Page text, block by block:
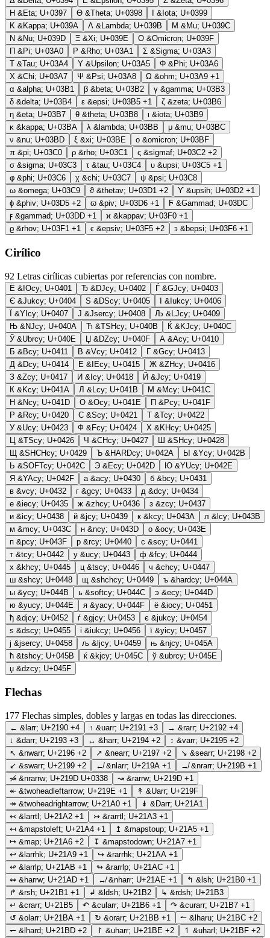
Η &Eta; U+0397 Θ &Theta; U+0398 &Iota; U+0399
Κ &Kappa; U+039A Λ &Lambda; U+039B Μ &Mu; U+039C
Ν &Nu; U+039D Ξ &Xi; U+039E Ο &Omicron; U+039F
Π &Pi; U+03A0 Ρ &Rho; U+03A1 Σ &Sigma; U+03A3
Τ &Tau; U+03A4 Υ &Upsilon; U+03A5 Φ &Phi; U+03A6
Χ &Chi; U+03A7 Ψ &Psi; U+03A8 Ω &ohm; U+03A9 +1
α &alpha; U+03B1 β &beta; U+03B2 γ &gamma; U+03B3
δ &delta; U+03B4 ε &epsi; U+03B5 +1 ζ &zeta; U+03B6
η &eta; U+03B7 θ &theta; U+03B8 ι &iota; U+03B9
κ &kappa; U+03BA λ &lambda; U+03BB μ &mu; U+03BC
ν &nu; U+03BD ξ &xi; U+03BE ο &omicron; U+03BF
π &pi; U+03C0 ρ &rho; U+03C1 ς &sigmaf; U+03C2 +2
σ &sigma; U+03C3 τ &tau; U+03C4 υ &upsi; U+03C5 +1
φ &phi; U+03C6 χ &chi; U+03C7 ψ &psi; U+03C8
ω &omega; U+03C9 ϑ &thetav; U+03D1 +2 ϒ &upsih; U+03D2 +1
ϕ &phiv; U+03D5 +2 ϖ &piv; U+03D6 +1 Ϝ &Gammad; U+03DC
ϝ &gammad; U+03DD +1 ϰ &kappav; U+03F0 +1
ϱ &rhov; U+03F1 +1 ϵ &epsiv; U+03F5 +2 ϶ &bepsi; U+03F6 +1
Cirílico
92 Letras cirílicas cubiertas por referencias con nombre.
Ё &IOcy; U+0401 Ђ &DJcy; U+0402 Ѓ &GJcy; U+0403
Є &Jukcy; U+0404 Ѕ &DScy; U+0405 &Iukcy; U+0406
&YIcy; U+0407 Ј &Jsercy; U+0408 Љ &LJcy; U+0409
Њ &NJcy; U+040A Ћ &TSHcy; U+040B Ќ &KJcy; U+040C
Ў &Ubrcy; U+040E &DZcy; U+040F А &Acy; U+0410
Б &Bcy; U+0411 В &Vcy; U+0412 Г &Gcy; U+0413
Д &Dcy; U+0414 Е &IEcy; U+0415 Ж &ZHcy; U+0416
З &Zcy; U+0417 И &Icy; U+0418 Й &Jcy; U+0419
К &Kcy; U+041A Л &Lcy; U+041B М &Mcy; U+041C
Н &Ncy; U+041D О &Ocy; U+041E П &Pcy; U+041F
Р &Rcy; U+0420 С &Scy; U+0421 Т &Tcy; U+0422
У &Ucy; U+0423 Ф &Fcy; U+0424 Х &KHcy; U+0425
&TScy; U+0426 Ч &CHcy; U+0427 &SHcy; U+0428
&SHCHcy; U+0429 Ъ &HARDcy; U+042A Ы &Ycy; U+042B
Ь &SOFTcy; U+042C Э &Ecy; U+042D Ю &YUcy; U+042E
Я &YAcy; U+042F а &acy; U+0430 б &bcy; U+0431
в &vcy; U+0432 г &gcy; U+0433 д &dcy; U+0434
е &iecy; U+0435 ж &zhcy; U+0436 з &zcy; U+0437
и &icy; U+0438 й &jcy; U+0439 к &kcy; U+043A л &lcy; U+043B
м &mcy; U+043C н &ncy; U+043D о &ocy; U+043E
п &pcy; U+043F р &rcy; U+0440 с &scy; U+0441
т &tcy; U+0442 у &ucy; U+0443 ф &fcy; U+0444
х &khcy; U+0445 ц &tscy; U+0446 ч &chcy; U+0447
ш &shcy; U+0448 щ &shchcy; U+0449 ъ &hardcy; U+044A
ы &ycy; U+044B ь &softcy; U+044C э &ecy; U+044D
ю &yucy; U+044E я &yacy; U+044F ё &iocy; U+0451
ђ &djcy; U+0452 ѓ &gjcy; U+0453 є &jukcy; U+0454
ѕ &dscy; U+0455 і &iukcy; U+0456 ї &yicy; U+0457
ј &jsercy; U+0458 љ &ljcy; U+0459 њ &njcy; U+045A
ћ &tshcy; U+045B ќ &kjcy; U+045C ў &ubrcy; U+045E
џ &dzcy; U+045F
Flechas
177 Flechas simples, dobles y largas en todas las direcciones.
← &larr; U+2190 +4 ↑ &uarr; U+2191 +3 → &rarr; U+2192 +4
↓ &darr; U+2193 +3 ↔ &harr; U+2194 +2 ↕ &varr; U+2195 +2
↖ &nwarr; U+2196 +2 ↗ &nearr; U+2197 +2 ↘ &searr; U+2198 +2
↙ &swarr; U+2199 +2 ↚ &nlarr; U+219A +1 ↛ &nrarr; U+219B +1
↝̸ &nrarrw; U+219D U+0338 ↝ &rarrw; U+219D +1
↞ &twoheadleftarrow; U+219E +1 ↟ &Uarr; U+219F
↠ &twoheadrightarrow; U+21A0 +1 ↡ &Darr; U+21A1
↢ &larrtl; U+21A2 +1 ↣ &rarrtl; U+21A3 +1
↤ &mapstoleft; U+21A4 +1 ↥ &mapstoup; U+21A5 +1
↦ &map; U+21A6 +2 ↧ &mapstodown; U+21A7 +1
↩ &larrhk; U+21A9 +1 ↪ &rarrhk; U+21AA +1
↫ &larrlp; U+21AB +1 ↬ &rarrlp; U+21AC +1
↭ &harrw; U+21AD +1 ↮ &nharr; U+21AE +1 ↰ &lsh; U+21B0 +1
↱ &rsh; U+21B1 +1 ↲ &ldsh; U+21B2 ↳ &rdsh; U+21B3
↵ &crarr; U+21B5 ↶ &cularr; U+21B6 +1 ↷ &curarr; U+21B7 +1
↺ &olarr; U+21BA +1 ↻ &orarr; U+21BB +1 ↼ &lharu; U+21BC +2
↽ &lhard; U+21BD +2 ↾ &uharr; U+21BE +2 ↿ &uharl; U+21BF +2